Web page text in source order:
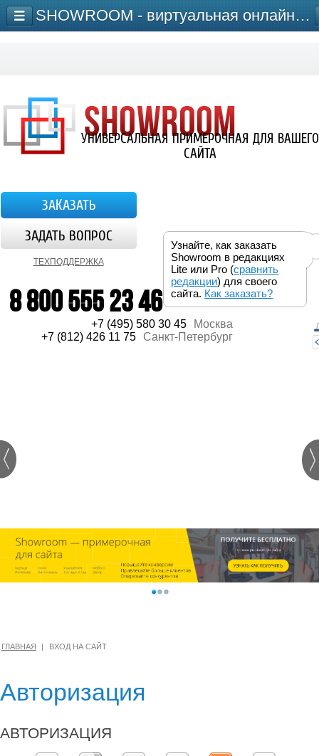
Узнайте, как заказать
Showroom в редакциях
Lite или Pro (сравнить
редакции) для своего
сайта. Как заказать?
УНИВЕРСАЛЬНАЯ ПРИМЕРОЧНАЯ ДЛЯ ВАШЕГО
САЙТА
ЗАКАЗАТЬ
ЗАДАТЬ ВОПРОС
ТЕХПОДДЕРЖКА
8 800 555 23 46
+7 (495) 580 30 45
Москва
+7 (812) 426 11 75
Санкт-Петербург
ГЛАВНАЯ ВХОД НА САЙТ
Авторизация
АВТОРИЗАЦИЯ
SHOWROOM - виртуальная онлайн-примерочная для сайта